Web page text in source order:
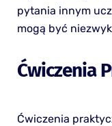
pytania innym
mogą być
Ćwiczenia
Ćwiczenia